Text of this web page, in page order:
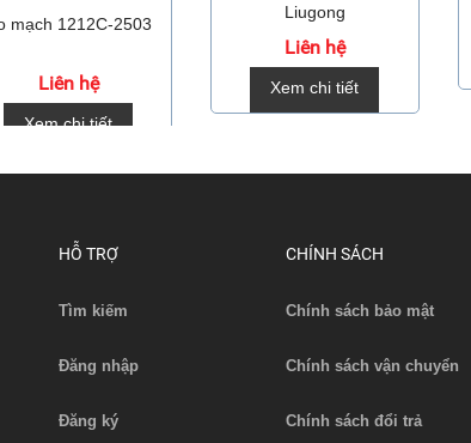
mạch 1212C-2503
Liên hệ
Xem chi tiết
Liugong
Liên hệ
Xem chi tiết
HỖ TRỢ
Tìm kiếm
Đăng nhập
Đăng ký
CHÍNH SÁCH
Chính sách bảo mật
Chính sách vận chuyển
Chính sách đổi trả